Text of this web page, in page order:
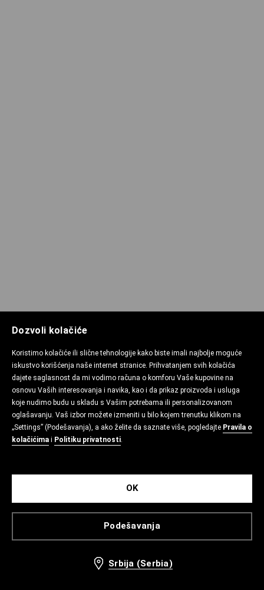
Dozvoli kolačiće
Koristimo kolačiće ili slične tehnologije kako biste imali najbolje moguće
iskustvo korišćenja naše internet stranice. Prihvatanjem svih kolačića
dajete saglasnost da mi vodimo računa o komforu Vaše kupovine na
osnovu Vaših interesovanja i navika, kao i da prikaz proizvoda i usluga
koje nudimo budu u skladu s Vašim potrebama ili personalizovanom
oglašavanju. Vaš izbor možete izmeniti u bilo kojem trenutku klikom na
„Settings” (Podešavanja), a ako želite da saznate više, pogledajte Pravila o
kolačićima i Politiku privatnosti.
Podešavanja
OK
Srbija (Serbia)